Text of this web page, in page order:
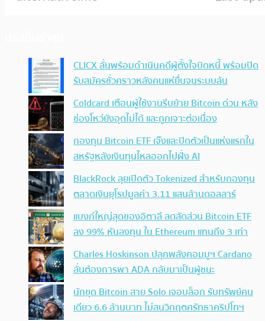
CLICX ลั่นพร้อมดำเนินคดีผู้ตั้งใจบิดหนี้ พร้อมปิด
รับสมัครชั่วคราวหลังคนแห่ยื่นจนระบบล้น
Coldcard เตือนผู้ใช้งานรีบย้าย Bitcoin ด่วน หลัง
ช่องโหว่ยังอุดไม่ได้ และถูกเจาะต่อเนื่อง
กองทุน Bitcoin ETF เจ๊งและปิดตัวเป็นแห่งแรกใน
สหรัฐหลังเงินทุนไหลออกไปฝั่ง AI
BlackRock ลุยเปิดตัว Tokenized สำหรับกองทุน
ตลาดเงินยุโรปมูลค่า 3.11 แสนล้านดอลลาร์
แบงก์ใหญ่สุดของอิตาลี ลดสัดส่วน Bitcoin ETF
ลง 99% หันลงทุน ใน Ethereum แทนถึง 3 เท่า
Charles Hoskinson ปลุกพลังคอมมูฯ Cardano
ลั่นต้องการพา ADA กลับมาเป็นผู้ชนะ
นักขุด Bitcoin สาย Solo เจอบล็อก รับทรัพย์คน
เดียว 6.6 ล้านบาท ไม่สนวิกฤตศรัทธาคริปโทฯ